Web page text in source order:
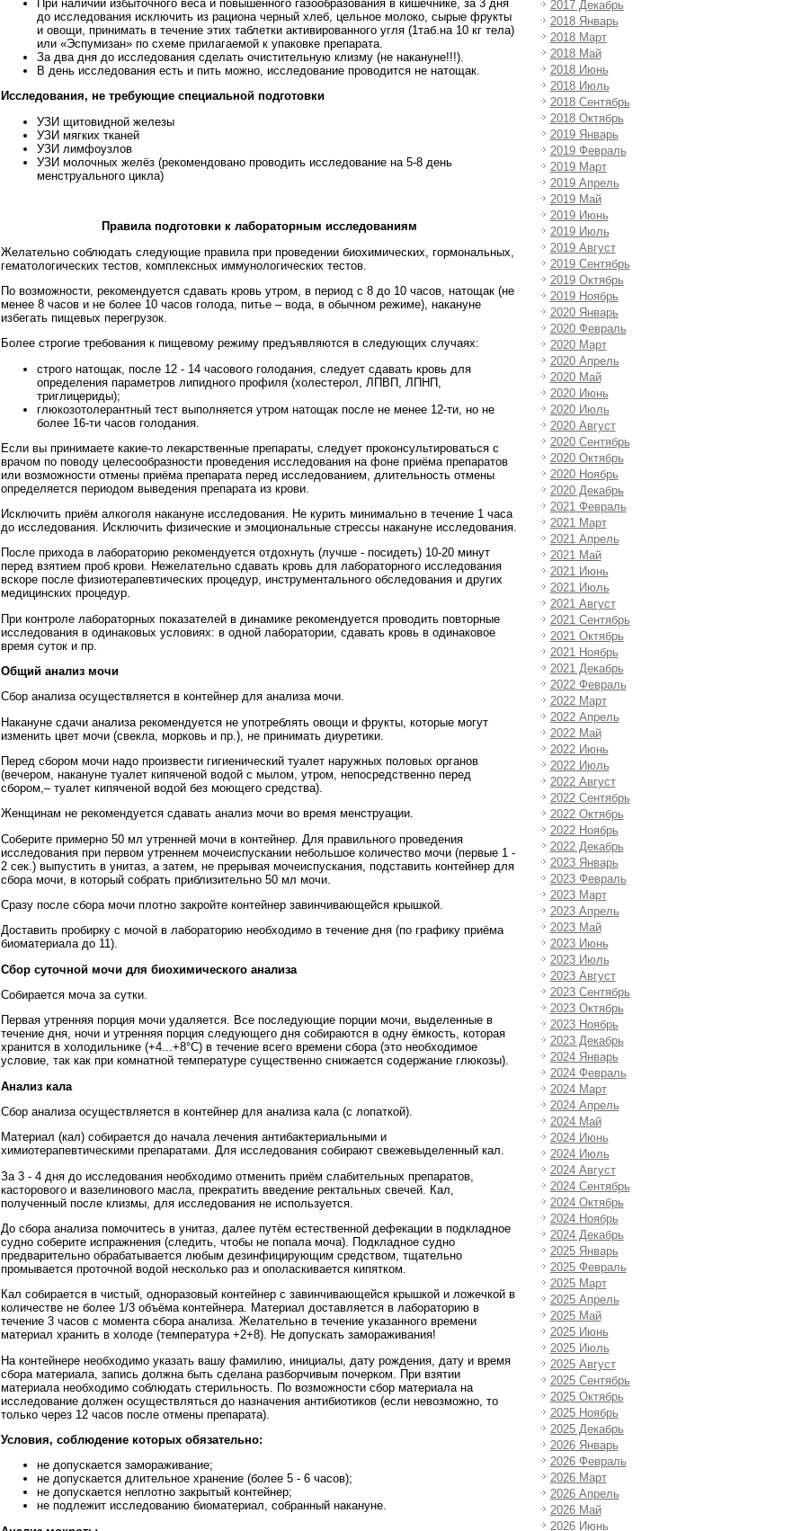
При наличии избыточного веса и повышенного газообразования в кишечнике, за 3 дня
до исследования исключить из рациона черный хлеб, цельное молоко, сырые фрукты
и овощи, принимать в течение этих таблетки активированного угля (1таб.на 10 кг тела)
или «Эспумизан» по схеме прилагаемой к упаковке препарата.
За два дня до исследования сделать очистительную клизму (не накануне!!!).
В день исследования есть и пить можно, исследование проводится не натощак.
Исследования, не требующие специальной подготовки
УЗИ щитовидной железы
УЗИ мягких тканей
УЗИ лимфоузлов
УЗИ молочных желёз (рекомендовано проводить исследование на 5-8 день
менструального цикла)
Правила подготовки к лабораторным исследованиям
Желательно соблюдать следующие правила при проведении биохимических, гормональных,
гематологических тестов, комплексных иммунологических тестов.
По возможности, рекомендуется сдавать кровь утром, в период с 8 до 10 часов, натощак (не
менее 8 часов и не более 10 часов голода, питье – вода, в обычном режиме), накануне
избегать пищевых перегрузок.
Более строгие требования к пищевому режиму предъявляются в следующих случаях:
строго натощак, после 12 - 14 часового голодания, следует сдавать кровь для
определения параметров липидного профиля (холестерол, ЛПВП, ЛПНП,
триглицериды);
глюкозотолерантный тест выполняется утром натощак после не менее 12-ти, но не
более 16-ти часов голодания.
Если вы принимаете какие-то лекарственные препараты, следует проконсультироваться с
врачом по поводу целесообразности проведения исследования на фоне приёма препаратов
или возможности отмены приёма препарата перед исследованием, длительность отмены
определяется периодом выведения препарата из крови.
Исключить приём алкоголя накануне исследования. Не курить минимально в течение 1 часа
до исследования. Исключить физические и эмоциональные стрессы накануне исследования.
После прихода в лабораторию рекомендуется отдохнуть (лучше - посидеть) 10-20 минут
перед взятием проб крови. Нежелательно сдавать кровь для лабораторного исследования
вскоре после физиотерапевтических процедур, инструментального обследования и других
медицинских процедур.
При контроле лабораторных показателей в динамике рекомендуется проводить повторные
исследования в одинаковых условиях: в одной лаборатории, сдавать кровь в одинаковое
время суток и пр.
Общий анализ мочи
Сбор анализа осуществляется в контейнер для анализа мочи.
Накануне сдачи анализа рекомендуется не употреблять овощи и фрукты, которые могут
изменить цвет мочи (свекла, морковь и пр.), не принимать диуретики.
Перед сбором мочи надо произвести гигиенический туалет наружных половых органов
(вечером, накануне туалет кипяченой водой с мылом, утром, непосредственно перед
сбором,– туалет кипяченой водой без моющего средства).
Женщинам не рекомендуется сдавать анализ мочи во время менструации.
Соберите примерно 50 мл утренней мочи в контейнер. Для правильного проведения
исследования при первом утреннем мочеиспускании небольшое количество мочи (первые 1 -
2 сек.) выпустить в унитаз, а затем, не прерывая мочеиспускания, подставить контейнер для
сбора мочи, в который собрать приблизительно 50 мл мочи.
Сразу после сбора мочи плотно закройте контейнер завинчивающейся крышкой.
Доставить пробирку с мочой в лабораторию необходимо в течение дня (по графику приёма
биоматериала до 11).
Сбор суточной мочи для биохимического анализа
Собирается моча за сутки.
Первая утренняя порция мочи удаляется. Все последующие порции мочи, выделенные в
течение дня, ночи и утренняя порция следующего дня собираются в одну ёмкость, которая
хранится в холодильнике (+4...+8°C) в течение всего времени сбора (это необходимое
условие, так как при комнатной температуре существенно снижается содержание глюкозы).
Анализ кала
Сбор анализа осуществляется в контейнер для анализа кала (с лопаткой).
Материал (кал) собирается до начала лечения антибактериальными и
химиотерапевтическими препаратами. Для исследования собирают свежевыделенный кал.
За 3 - 4 дня до исследования необходимо отменить приём слабительных препаратов,
касторового и вазелинового масла, прекратить введение ректальных свечей. Кал,
полученный после клизмы, для исследования не используется.
До сбора анализа помочитесь в унитаз, далее путём естественной дефекации в подкладное
судно соберите испражнения (следить, чтобы не попала моча). Подкладное судно
предварительно обрабатывается любым дезинфицирующим средством, тщательно
промывается проточной водой несколько раз и ополаскивается кипятком.
Кал собирается в чистый, одноразовый контейнер с завинчивающейся крышкой и ложечкой в
количестве не более 1/3 объёма контейнера. Материал доставляется в лабораторию в
течение 3 часов с момента сбора анализа. Желательно в течение указанного времени
материал хранить в холоде (температура +2+8). Не допускать замораживания!
На контейнере необходимо указать вашу фамилию, инициалы, дату рождения, дату и время
сбора материала, запись должна быть сделана разборчивым почерком. При взятии
материала необходимо соблюдать стерильность. По возможности сбор материала на
исследование должен осуществляться до назначения антибиотиков (если невозможно, то
только через 12 часов после отмены препарата).
Условия, соблюдение которых обязательно:
не допускается замораживание;
не допускается длительное хранение (более 5 - 6 часов);
не допускается неплотно закрытый контейнер;
не подлежит исследованию биоматериал, собранный накануне.
2017 Декабрь
2018 Январь
2018 Март
2018 Май
2018 Июнь
2018 Июль
2018 Сентябрь
2018 Октябрь
2019 Январь
2019 Февраль
2019 Март
2019 Апрель
2019 Май
2019 Июнь
2019 Июль
2019 Август
2019 Сентябрь
2019 Октябрь
2019 Ноябрь
2020 Январь
2020 Февраль
2020 Март
2020 Апрель
2020 Май
2020 Июнь
2020 Июль
2020 Август
2020 Сентябрь
2020 Октябрь
2020 Ноябрь
2020 Декабрь
2021 Февраль
2021 Март
2021 Апрель
2021 Май
2021 Июнь
2021 Июль
2021 Август
2021 Сентябрь
2021 Октябрь
2021 Ноябрь
2021 Декабрь
2022 Февраль
2022 Март
2022 Апрель
2022 Май
2022 Июнь
2022 Июль
2022 Август
2022 Сентябрь
2022 Октябрь
2022 Ноябрь
2022 Декабрь
2023 Январь
2023 Февраль
2023 Март
2023 Апрель
2023 Май
2023 Июнь
2023 Июль
2023 Август
2023 Сентябрь
2023 Октябрь
2023 Ноябрь
2023 Декабрь
2024 Январь
2024 Февраль
2024 Март
2024 Апрель
2024 Май
2024 Июнь
2024 Июль
2024 Август
2024 Сентябрь
2024 Октябрь
2024 Ноябрь
2024 Декабрь
2025 Январь
2025 Февраль
2025 Март
2025 Апрель
2025 Май
2025 Июнь
2025 Июль
2025 Август
2025 Сентябрь
2025 Октябрь
2025 Ноябрь
2025 Декабрь
2026 Январь
2026 Февраль
2026 Март
2026 Апрель
2026 Май
2026 Июнь